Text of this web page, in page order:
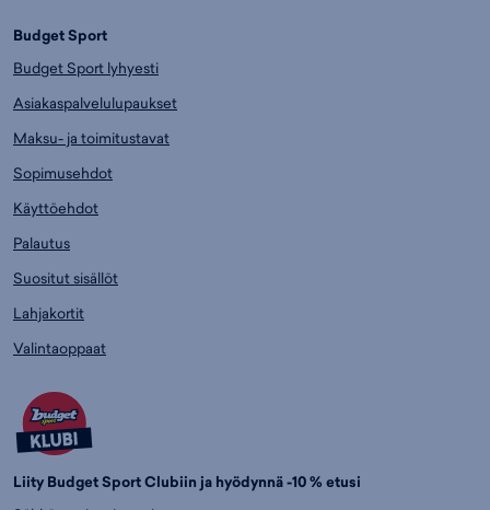
Budget Sport
Budget Sport lyhyesti
Asiakaspalvelulupaukset
Maksu- ja toimitustavat
Sopimusehdot
Käyttöehdot
Palautus
Suositut sisällöt
Lahjakortit
Valintaoppaat
Liity Budget Sport Clubiin ja hyödynnä -10 % etusi